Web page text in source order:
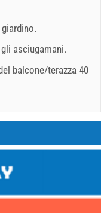
.
gli asciugamani.
balcone/terazza 40
29 ago 2026
prenotati.
SA
1
2
(*) sono obbligatori!